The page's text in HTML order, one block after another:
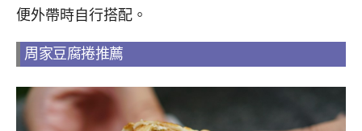
便外帶時自行搭配。
周家豆腐捲推薦